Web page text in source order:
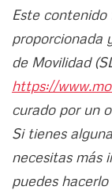
Este
proporcionada
de Movilidad
https://
curado por un
Si tienes
necesitas más
puedes